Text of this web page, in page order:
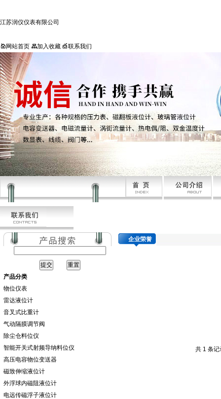
江苏润仪仪表有限公司
网站首页 加入收藏 联系我们
产品分类
物位仪表
雷达液位计
音叉式比重计
气动隔膜调节阀
除尘仓料位仪
智能开关式射频导纳料位仪
高压电容物位变送器
磁致伸缩液位计
外浮球内磁阻液位计
电远传磁浮子液位计
企业荣誉
共 1 条